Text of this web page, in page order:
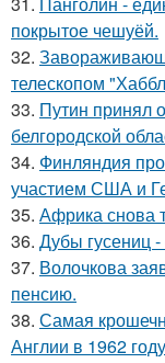
покрытое чешуёй.
32.
телескопом
33. Путин принял
белгородской
34. Финляндия
участием США и
35. Африка снова
36. Дубы гусениц
37. Волочкова
пенсию.
38. Самая
Англии в 1962